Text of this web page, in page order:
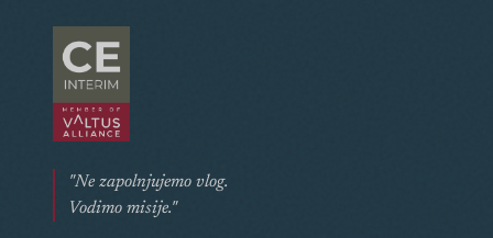
"Ne zapolnjujemo vlog.
Vodimo misije."